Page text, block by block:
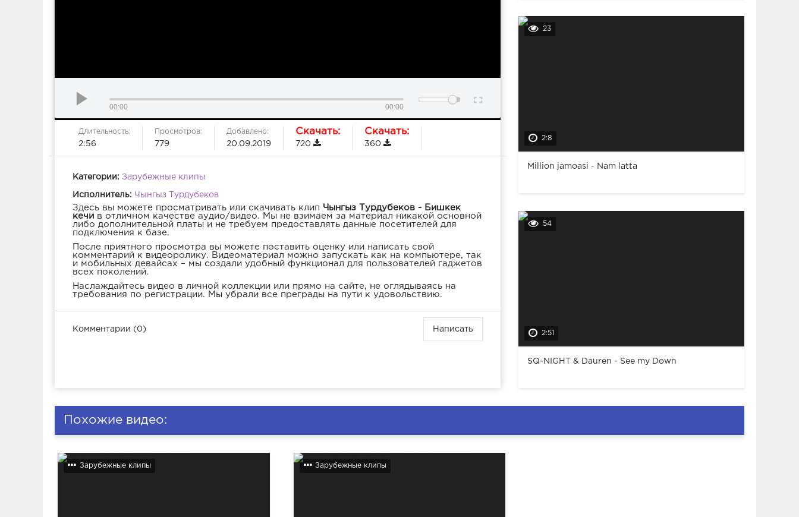
00:00 00:00
Длительность:
2:56
Просмотров:
779
Добавлено:
20.09.2019
Скачать:
720
Скачать:
360
Категории: Зарубежные клипы
Исполнитель: Чынгыз Турдубеков
Здесь вы можете просматривать или скачивать клип Чынгыз Турдубеков - Бишкек
кечи в отличном качестве аудио/видео. Мы не взимаем за материал никакой основной
либо дополнительной платы и не требуем предоставлять данные посетителей для
подключения к базе.
После приятного просмотра вы можете поставить оценку или написать свой
комментарий к видеоролику. Видеоматериал можно запускать как на компьютере, так
и мобильных девайсах – мы создали удобный функционал для пользователей гаджетов
всех поколений.
Наслаждайтесь видео в личной коллекции или прямо на сайте, не оглядываясь на
требования по регистрации. Мы убрали все преграды на пути к удовольствию.
Комментарии (0) Написать
23
2:8
Million jamoasi - Nam latta
54
2:51
SQ-NIGHT & Dauren - See my Down
Похожие видео:
Зарубежные клипы Зарубежные клипы